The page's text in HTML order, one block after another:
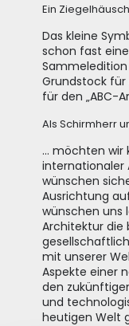
Ein
Das kleine
schon fast
Grundstock für
für den „ABC-
Als Schirmherr
... möchten wir
internationaler
wünschen
Ausrichtung
wünschen uns
Architektur die
mit unserer
Aspekte einer
den
und
heutigen Welt